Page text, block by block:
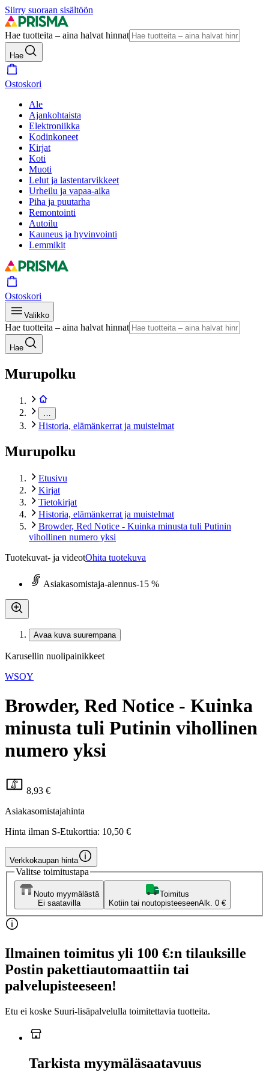
Siirry suoraan sisältöön
Hae tuotteita – aina halvat hinnat
Hae
Ostoskori
Ale
Ajankohtaista
Elektroniikka
Kodinkoneet
Kirjat
Koti
Muoti
Lelut ja lastentarvikkeet
Urheilu ja vapaa-aika
Piha ja puutarha
Remontointi
Autoilu
Kauneus ja hyvinvointi
Lemmikit
Ostoskori
Valikko
Hae tuotteita – aina halvat hinnat
Hae
Murupolku
Historia, elämänkerrat ja muistelmat
Murupolku
Etusivu
Kirjat
Tietokirjat
Historia, elämänkerrat ja muistelmat
Browder, Red Notice - Kuinka minusta tuli Putinin
vihollinen numero yksi
Tuotekuvat- ja videotOhita tuotekuva
Asiakasomistaja-alennus-15 %
Avaa kuva suurempana
Karusellin nuolipainikkeet
WSOY
Browder, Red Notice - Kuinka
minusta tuli Putinin vihollinen
numero yksi
8,93 €
Asiakasomistajahinta
Hinta ilman S-Etukorttia: 10,50 €
Verkkokaupan hinta
Valitse toimitustapa
Nouto myymälästä
Ei saatavilla
Toimitus
Kotiin tai noutopisteeseenAlk. 0 €
Ilmainen toimitus yli 100 €:n tilauksille
Postin pakettiautomaattiin tai
palvelupisteeseen!
Etu ei koske Suuri‑lisäpalvelulla toimitettavia tuotteita.
Tarkista myymäläsaatavuus